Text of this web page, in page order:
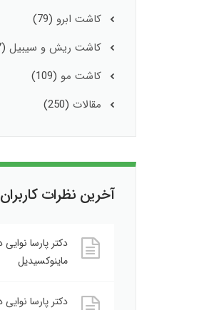
کاشت ابرو (79)
کاشت ریش و سیبیل (7)
کاشت مو (109)
مقالات (250)
آخرین نظرات کاربران
دکتر پارسا نوایی
ماینوکسیدیل
دکتر پارسا نوایی